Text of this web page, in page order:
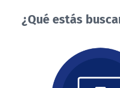
¿Qué estás
buscando